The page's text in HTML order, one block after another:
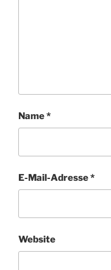
Name*
E-Mail-Adresse*
Website